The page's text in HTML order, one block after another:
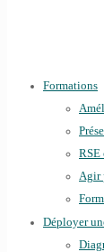
Formations
RSE
Agir
Déployer